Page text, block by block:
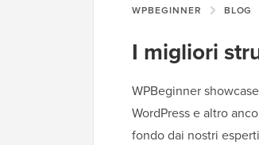
WPBEGINNER BLOG
I migliori
WPBeginner
WordPress e altro
fondo dai nostri